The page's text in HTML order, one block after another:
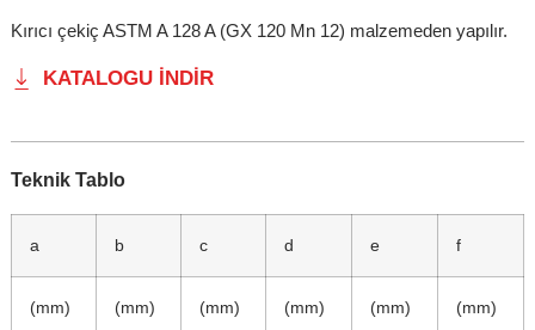
Kırıcı çekiç ASTM A 128 A (GX 120 Mn 12) malzemeden yapılır.
KATALOGU İNDIR
Teknik Tablo
a b c d e f
(mm) (mm) (mm) (mm) (mm) (mm)